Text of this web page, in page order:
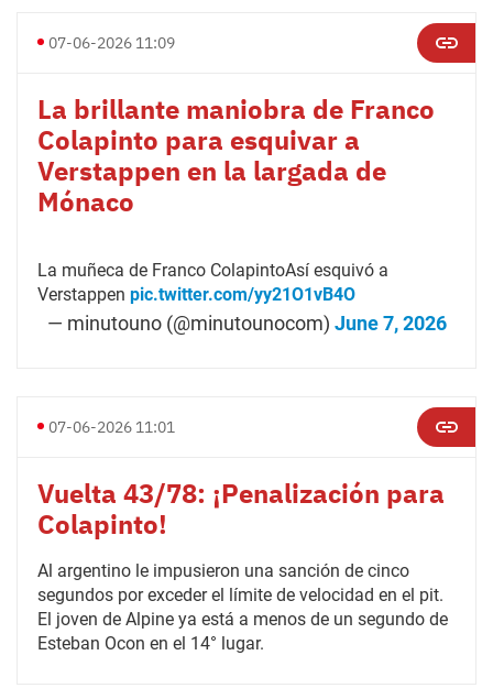
07-06-2026 11:09
La brillante maniobra de Franco
Colapinto para esquivar a
Verstappen en la largada de
Mónaco
La muñeca de Franco ColapintoAsí esquivó a
Verstappen pic.twitter.com/yy21O1vB4O
— minutouno (@minutounocom) June 7, 2026
07-06-2026 11:01
Vuelta 43/78: ¡Penalización para
Colapinto!
Al argentino le impusieron una sanción de cinco
segundos por exceder el límite de velocidad en el pit.
El joven de Alpine ya está a menos de un segundo de
Esteban Ocon en el 14° lugar.